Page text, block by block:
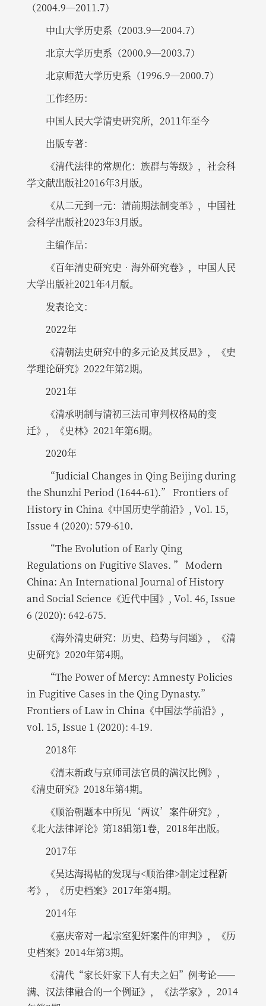
（2004.9—2011.7）
中山大学历史系（2003.9—2004.7）
北京大学历史系（2000.9—2003.7）
北京师范大学历史系（1996.9—2000.7）
工作经历：
中国人民大学清史研究所，2011年至今
出版专著：
《清代法律的常规化：族群与等级》，社会科
学文献出版社2016年3月版。
《从二元到一元：清前期法制变革》，中国社
会科学出版社2023年3月版。
主编作品：
《百年清史研究史•海外研究卷》，中国人民
大学出版社2021年4月版。
发表论文：
2022年
《清朝法史研究中的多元论及其反思》，《史
学理论研究》2022年第2期。
2021年
《清承明制与清初三法司审判权格局的变
迁》，《史林》2021年第6期。
2020年
“Judicial Changes in Qing Beijing during
the Shunzhi Period (1644-61).” Frontiers of
History in China《中国历史学前沿》, Vol. 15,
Issue 4 (2020): 579-610.
“The Evolution of Early Qing
Regulations on Fugitive Slaves. ” Modern
China: An International Journal of History
and Social Science《近代中国》, Vol. 46, Issue
6 (2020): 642-675.
《海外清史研究：历史、趋势与问题》，《清
史研究》2020年第4期。
“The Power of Mercy: Amnesty Policies
in Fugitive Cases in the Qing Dynasty.”
Frontiers of Law in China《中国法学前沿》,
vol. 15, Issue 1 (2020): 4-19.
2018年
《清末新政与京师司法官员的满汉比例》，
《清史研究》2018年第4期。
《顺治朝题本中所见‘两议’案件研究》，
《北大法律评论》第18辑第1卷，2018年出版。
2017年
《吴达海揭帖的发现与<顺治律>制定过程新
考》，《历史档案》2017年第4期。
2014年
《嘉庆帝对一起宗室犯奸案件的审判》，《历
史档案》2014年第3期。
《清代“家长奸家下人有夫之妇”例考论——
满、汉法律融合的一个例证》，《法学家》，2014